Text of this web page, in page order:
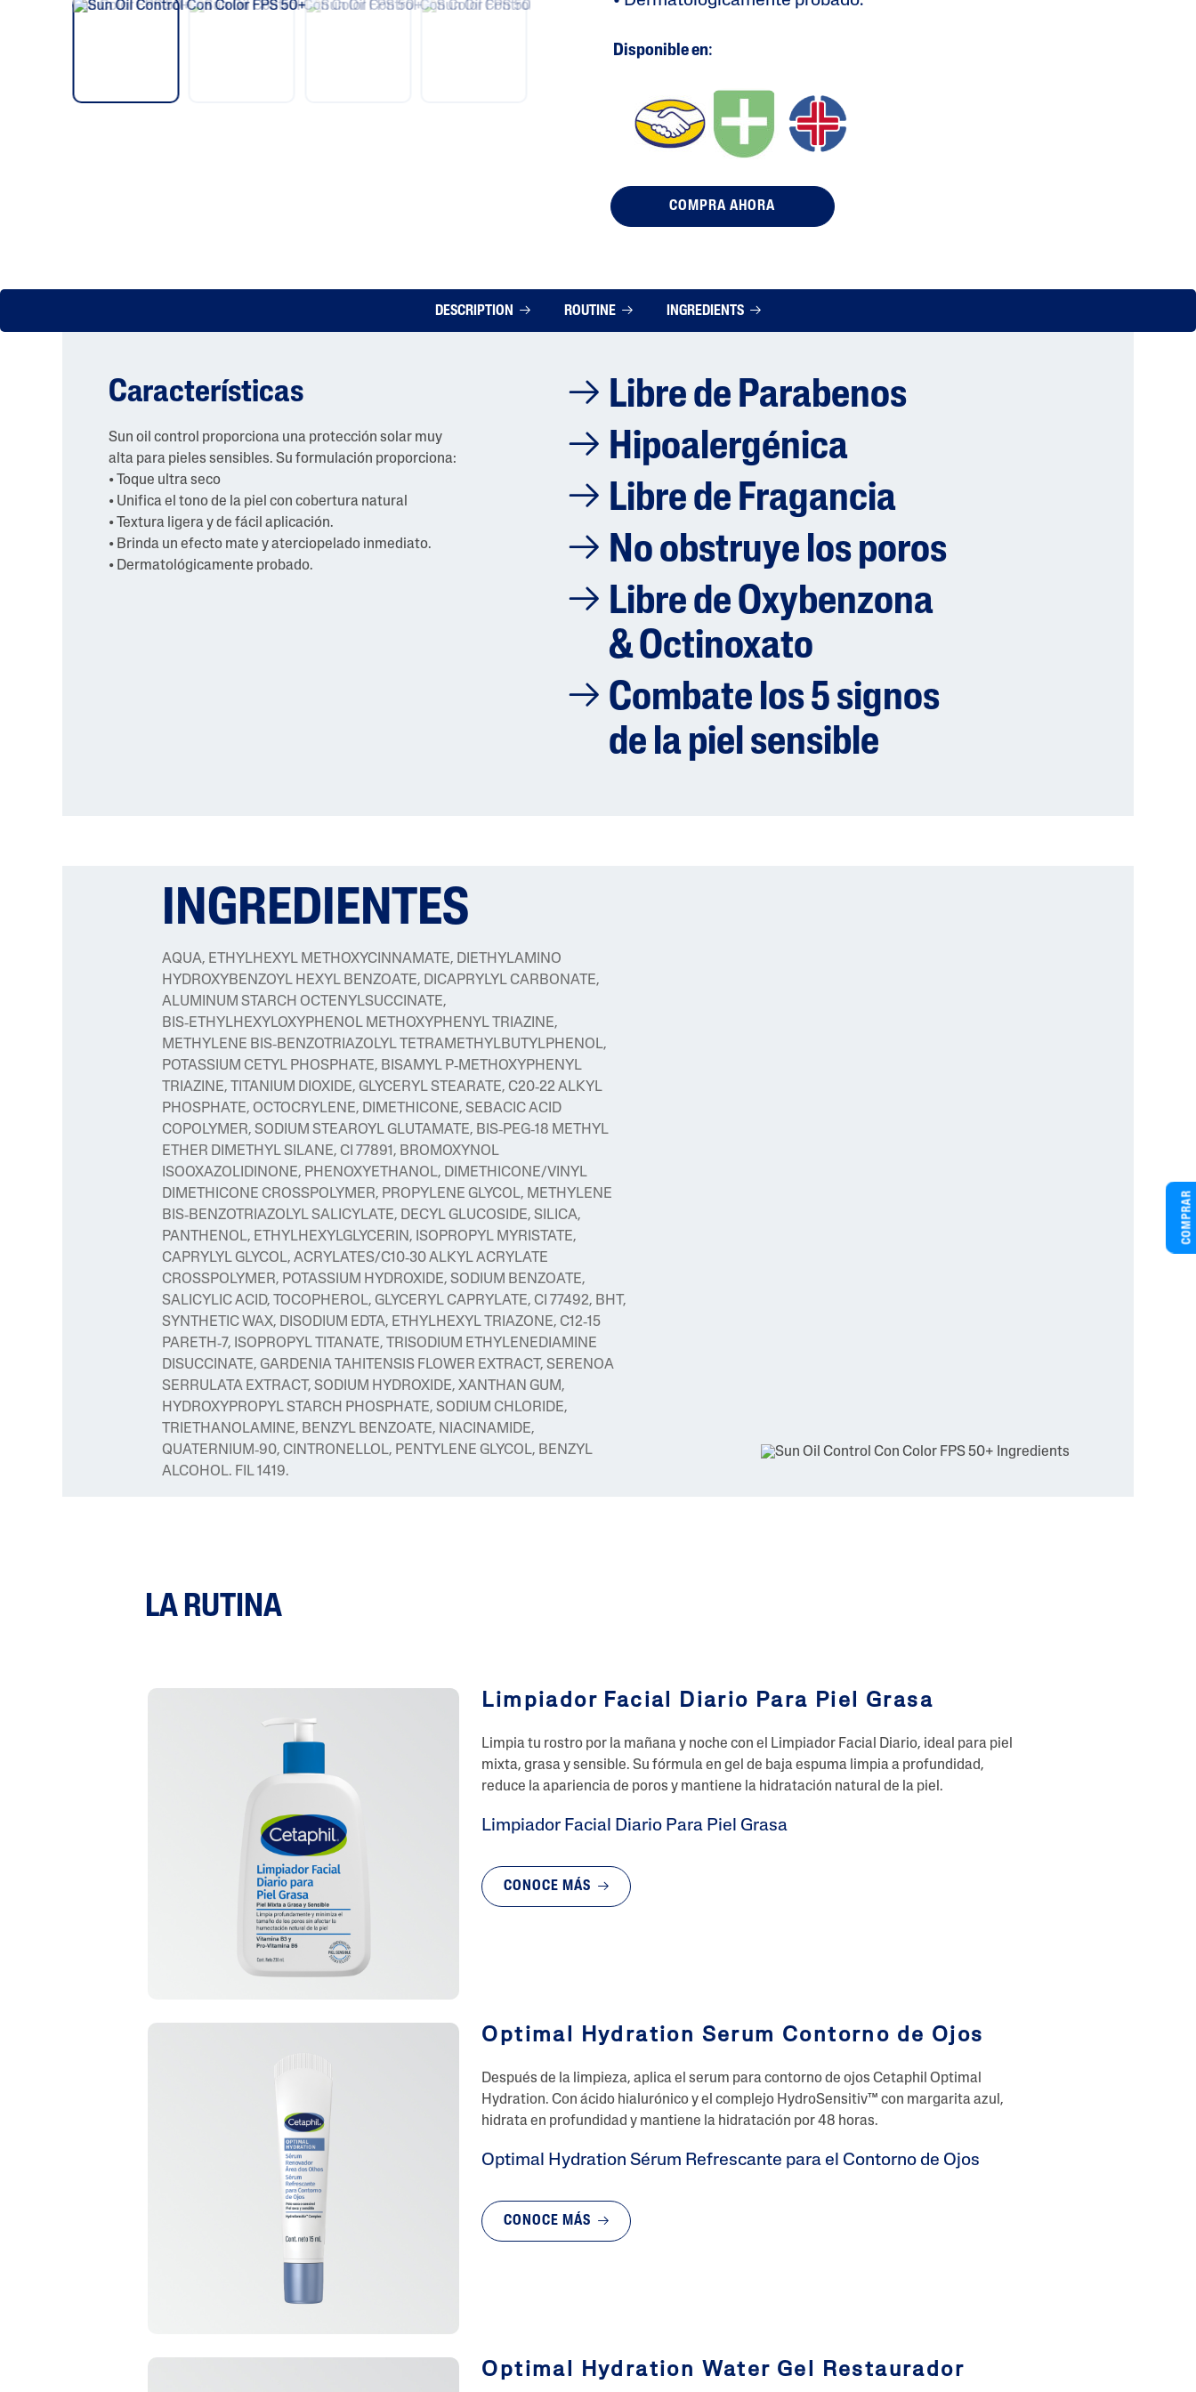
Disponible en:
COMPRA AHORA
DESCRIPTION ROUTINE INGREDIENTS
Características
Sun oil control proporciona una protección solar muy
alta para pieles sensibles. Su formulación proporciona:
• Toque ultra seco
• Unifica el tono de la piel con cobertura natural
• Textura ligera y de fácil aplicación.
• Brinda un efecto mate y aterciopelado inmediato.
• Dermatológicamente probado.
Libre de Parabenos
Hipoalergénica
Libre de Fragancia
No obstruye los poros
Libre de Oxybenzona
& Octinoxato
Combate los 5 signos
de la piel sensible
INGREDIENTES
AQUA, ETHYLHEXYL METHOXYCINNAMATE, DIETHYLAMINO
HYDROXYBENZOYL HEXYL BENZOATE, DICAPRYLYL CARBONATE,
ALUMINUM STARCH OCTENYLSUCCINATE,
BIS‑ETHYLHEXYLOXYPHENOL METHOXYPHENYL TRIAZINE,
METHYLENE BIS‑BENZOTRIAZOLYL TETRAMETHYLBUTYLPHENOL,
POTASSIUM CETYL PHOSPHATE, BISAMYL P‑METHOXYPHENYL
TRIAZINE, TITANIUM DIOXIDE, GLYCERYL STEARATE, C20‑22 ALKYL
PHOSPHATE, OCTOCRYLENE, DIMETHICONE, SEBACIC ACID
COPOLYMER, SODIUM STEAROYL GLUTAMATE, BIS‑PEG‑18 METHYL
ETHER DIMETHYL SILANE, CI 77891, BROMOXYNOL
ISOOXAZOLIDINONE, PHENOXYETHANOL, DIMETHICONE/VINYL
DIMETHICONE CROSSPOLYMER, PROPYLENE GLYCOL, METHYLENE
BIS‑BENZOTRIAZOLYL SALICYLATE, DECYL GLUCOSIDE, SILICA,
PANTHENOL, ETHYLHEXYLGLYCERIN, ISOPROPYL MYRISTATE,
CAPRYLYL GLYCOL, ACRYLATES/C10‑30 ALKYL ACRYLATE
CROSSPOLYMER, POTASSIUM HYDROXIDE, SODIUM BENZOATE,
SALICYLIC ACID, TOCOPHEROL, GLYCERYL CAPRYLATE, CI 77492, BHT,
SYNTHETIC WAX, DISODIUM EDTA, ETHYLHEXYL TRIAZONE, C12‑15
PARETH‑7, ISOPROPYL TITANATE, TRISODIUM ETHYLENEDIAMINE
DISUCCINATE, GARDENIA TAHITENSIS FLOWER EXTRACT, SERENOA
SERRULATA EXTRACT, SODIUM HYDROXIDE, XANTHAN GUM,
HYDROXYPROPYL STARCH PHOSPHATE, SODIUM CHLORIDE,
TRIETHANOLAMINE, BENZYL BENZOATE, NIACINAMIDE,
QUATERNIUM‑90, CINTRONELLOL, PENTYLENE GLYCOL, BENZYL
ALCOHOL. FIL 1419.
LA RUTINA
Limpiador Facial Diario Para Piel Grasa
Limpia tu rostro por la mañana y noche con el Limpiador Facial Diario, ideal para piel
mixta, grasa y sensible. Su fórmula en gel de baja espuma limpia a profundidad,
reduce la apariencia de poros y mantiene la hidratación natural de la piel.
Limpiador Facial Diario Para Piel Grasa
CONOCE MÁS
Optimal Hydration Serum Contorno de Ojos
Después de la limpieza, aplica el serum para contorno de ojos Cetaphil Optimal
Hydration. Con ácido hialurónico y el complejo HydroSensitiv™ con margarita azul,
hidrata en profundidad y mantiene la hidratación por 48 horas.
Optimal Hydration Sérum Refrescante para el Contorno de Ojos
CONOCE MÁS
Optimal Hydration Water Gel Restaurador
COMPRAR